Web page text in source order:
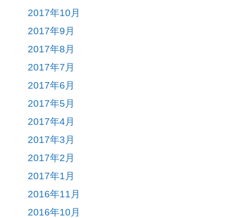
2017年10月
2017年9月
2017年8月
2017年7月
2017年6月
2017年5月
2017年4月
2017年3月
2017年2月
2017年1月
2016年11月
2016年10月